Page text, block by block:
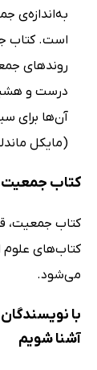
به‌اندازه‌ی
است. کتاب
روندهای
درست و
آن‌ها برای
(مایکل
کتاب
کتاب جمعیت،
کتاب‌های علوم
می‌شود.
با
آشنا شویم